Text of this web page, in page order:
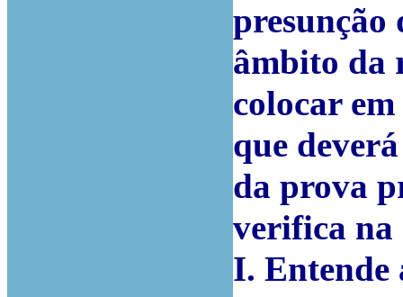
presunção
âmbito da
colocar em
que
da prova
verifica na
I. Entende